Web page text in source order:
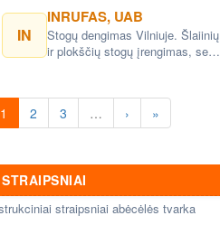
IN
INRUFAS, UAB
Stogų dengimas Vilniuje. Šlaiinių
ir plokščių stogų įrengimas, seno
montavimas Vilnius. stogo
skardinimas Vilniuje. Stogų
remonto darbai, stogo renovacija
1 2 3 … › »
STRAIPSNIAI
straipsniai abėcėlės tvarka